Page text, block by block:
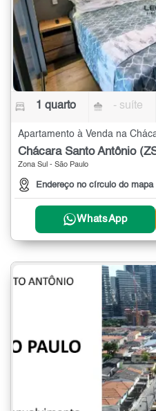
1 quarto - suíte
Chácara Santo Antônio
Zona Sul - São Paulo
Endereço no círculo do mapa
WhatsApp